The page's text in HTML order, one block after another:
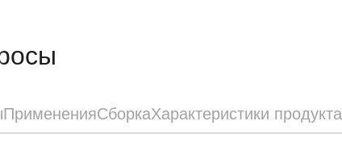
ПримененияСборкаХарактеристики продукта